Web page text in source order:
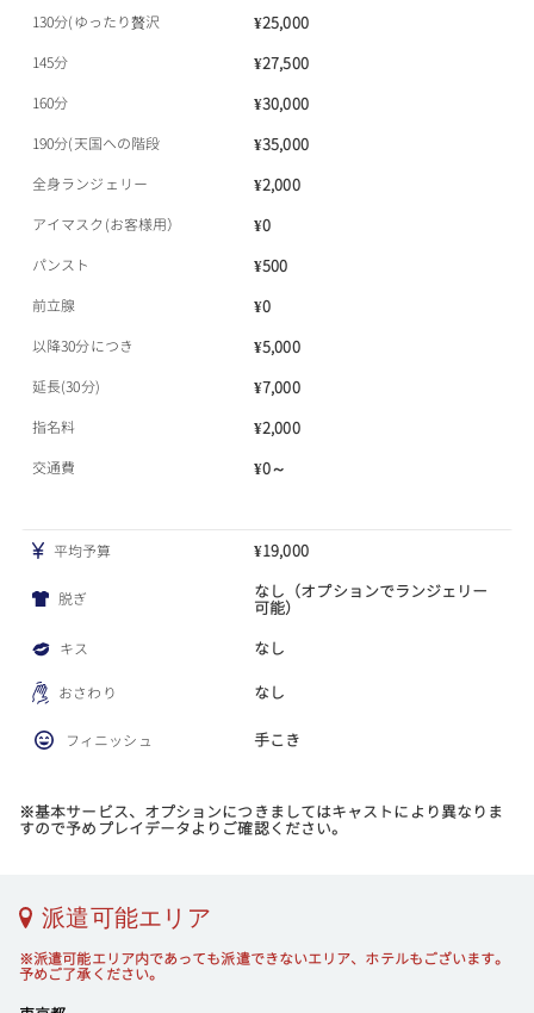
130分(ゆったり贅沢 ¥25,000
145分 ¥27,500
160分 ¥30,000
190分(天国への階段 ¥35,000
全身ランジェリー ¥2,000
アイマスク(お客様用） ¥0
パンスト ¥500
前立腺 ¥0
以降30分につき ¥5,000
延長(30分) ¥7,000
指名料 ¥2,000
交通費 ¥0～
平均予算 ¥19,000
脱ぎ なし（オプションでランジェリー
可能）
キス なし
おさわり なし
フィニッシュ 手こき
※基本サービス、オプションにつきましてはキャストにより異なりま
すので予めプレイデータよりご確認ください。
派遣可能エリア
※派遣可能エリア内であっても派遣できないエリア、ホテルもございます。
予めご了承ください。